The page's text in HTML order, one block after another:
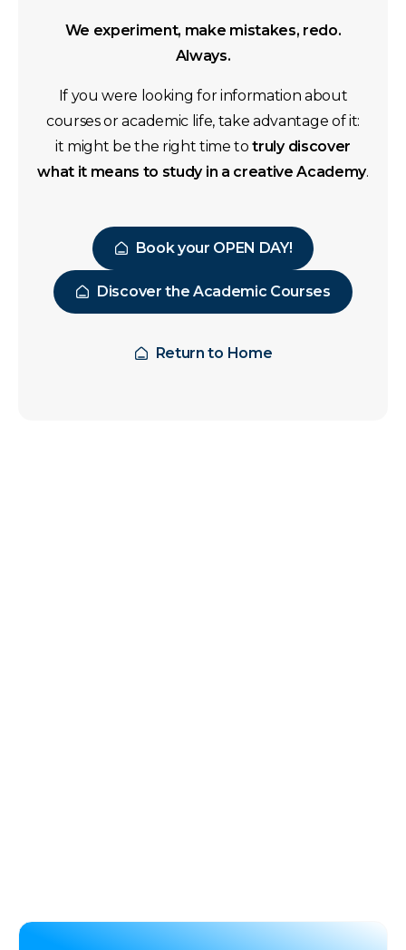
We experiment, make mistakes, redo.
Always.
If you were looking for information about
courses or academic life, take advantage of it:
it might be the right time totruly discover
what it means to study in a creative Academy.
Book your OPEN DAY!
Discover the Academic Courses
Return to Home